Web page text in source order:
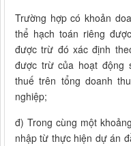
Trường hợp có khoản
thể hạch toán riêng
được trừ đó xác định
được trừ của hoạt động
thuế trên tổng doanh
nghiệp;
đ) Trong cùng một
nhập từ thực hiện dự án